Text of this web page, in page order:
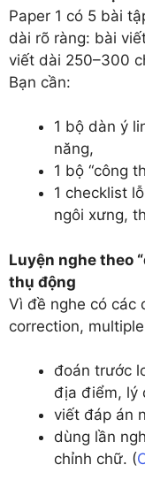
Paper 1 có 5 bài
dài rõ ràng: bài
viết dài 250–300
Bạn cần:
1 bộ dàn ý
năng,
1 bộ “công
1 checklist
ngôi xưng,
Luyện nghe theo
thụ động
Vì đề nghe có các
correction,
đoán trước
địa điểm, lý
viết đáp án
dùng lần
chỉnh chữ. (